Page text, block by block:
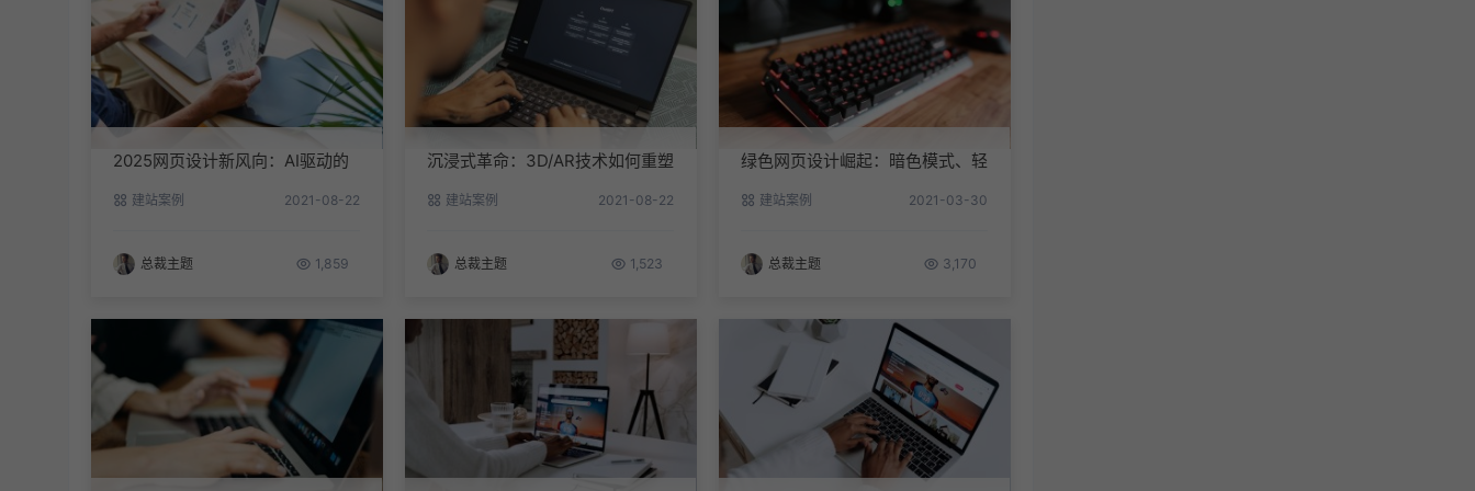
2025网页设计新风向：AI驱动的
建站案例 2021-08-22
总裁主题 1,859
沉浸式革命：3D/AR技术如何重塑
建站案例 2021-08-22
总裁主题 1,523
绿色网页设计崛起：暗色模式、轻
建站案例 2021-03-30
总裁主题 3,170